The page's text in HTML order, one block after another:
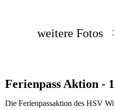
weitere Fotos
Ferienpass Aktion -
Die Ferienpassaktion des HSV